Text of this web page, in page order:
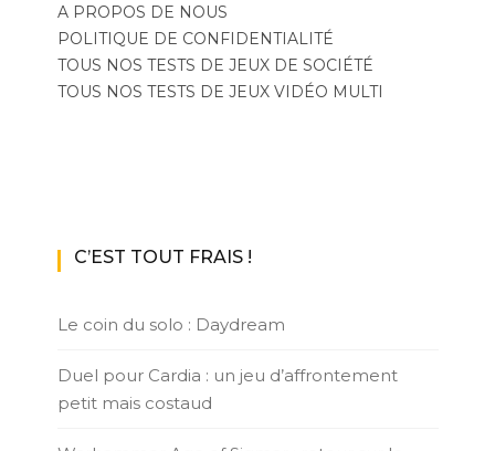
A PROPOS DE NOUS
POLITIQUE DE CONFIDENTIALITÉ
TOUS NOS TESTS DE JEUX DE SOCIÉTÉ
TOUS NOS TESTS DE JEUX VIDÉO MULTI
C’EST TOUT FRAIS !
Le coin du solo : Daydream
Duel pour Cardia : un jeu d’affrontement
petit mais costaud